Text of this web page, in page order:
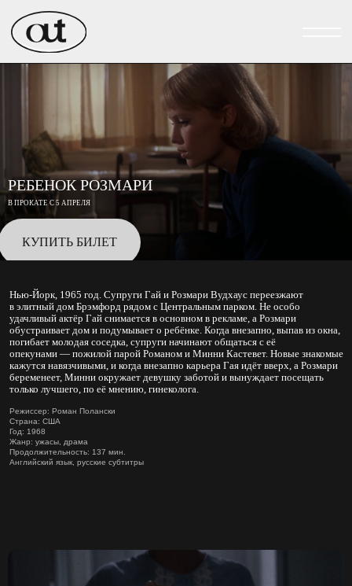
РЕБЕНОК РОЗМАРИ
В ПРОКАТЕ С 5 АПРЕЛЯ
КУПИТЬ БИЛЕТ
Нью-Йорк, 1965 год. Супруги Гай и Розмари Вудхаус переезжают
в элитный дом Брэмфорд рядом с Центральным парком. Не особо
удачливый актёр Гай снимается в основном в рекламе, а Розмари
обустраивает дом и подумывает о ребёнке. Когда внезапно, выпав из окна,
погибает молодая соседка, супруги начинают общаться с её
опекунами — пожилой парой Романом и Минни Кастевет. Новые знакомые
кажутся навязчивыми, и когда внезапно карьера Гая идёт вверх, а Розмари
беременеет, Минни окружает девушку заботой и вынуждает посещать
только лучшего, по её мнению, гинеколога.
Режиссер: Роман Полански
Страна: США
Год: 1968
Жанр: ужасы, драма
Продолжительность: 137 мин.
Английский язык, русские субтитры